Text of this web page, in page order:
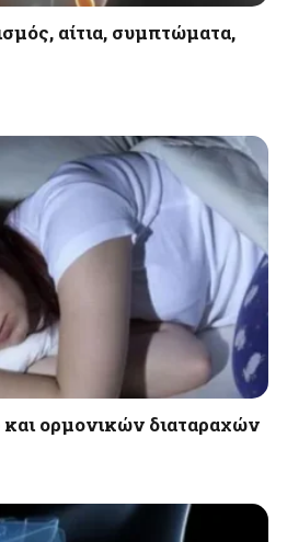
αίτια, συμπτώματα,
ορμονικών διαταραχών